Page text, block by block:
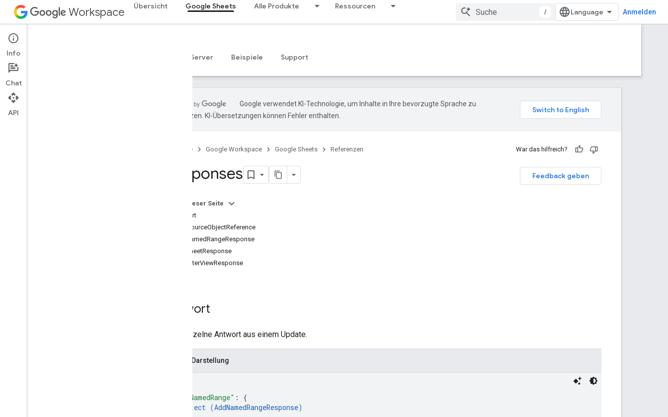
Workspace Übersicht Google Sheets Alle Produkte Ressourcen
/ Anmelden
Google Sheets
Übersicht MCP-Server Beispiele Support
Google verwendet KI-Technologie, um Inhalte in Ihre bevorzugte Sprache zu
übersetzen. KI-Übersetzungen können Fehler enthalten.
Startseite Google Workspace Google Sheets Referenzen War das hilfreich?
Feedback geben
Responses
Auf dieser Seite
Antwort
DataSourceObjectReference
AddNamedRangeResponse
AddSheetResponse
AddFilterViewResponse
Antwort
Eine einzelne Antwort aus einem Update.
JSON-Darstellung
"addNamedRange" : {
object (AddNamedRangeResponse)
Info
Chat
API